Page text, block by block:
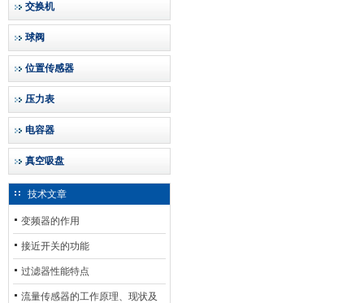
交换机
球阀
位置传感器
压力表
电容器
真空吸盘
技术文章
变频器的作用
接近开关的功能
过滤器性能特点
流量传感器的工作原理、现状及